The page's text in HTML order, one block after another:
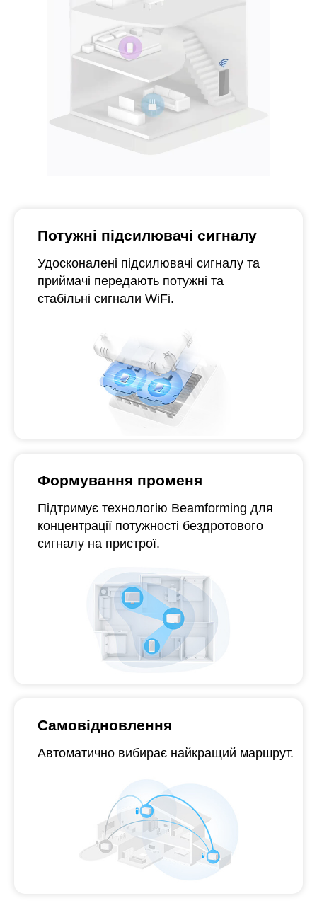
Потужні підсилювачі сигналу
Удосконалені підсилювачі сигналу та
приймачі передають потужні та
стабільні сигнали WiFi.
Формування променя
Підтримує технологію Beamforming для
концентрації потужності бездротового
сигналу на пристрої.
Самовідновлення
Автоматично вибирає найкращий маршрут.